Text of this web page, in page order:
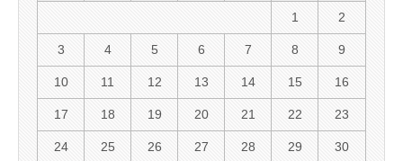
1 2
3 4 5 6 7 8 9
10 11 12 13 14 15 16
17 18 19 20 21 22 23
24 25 26 27 28 29 30